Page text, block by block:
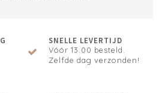
SNELLE LEVERTIJD
Vóór 13:00 besteld.
Zelfde dag verzonden!